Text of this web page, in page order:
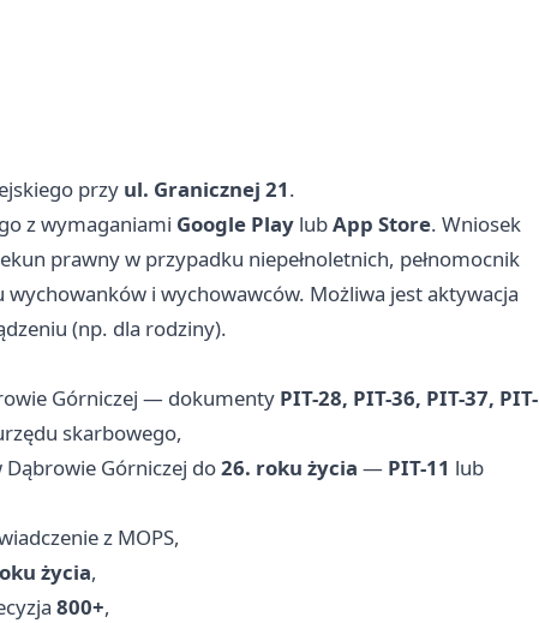
przy ul. Granicznej 21.
z wymaganiami Google Play lubApp Store. Wniosek
prawny w przypadku niepełnoletnich, pełnomocnik
i wychowawców. Możliwa jest aktywacja
(np. dla rodziny).
Górniczej — dokumenty PIT-28, PIT-36, PIT-37, PIT-
skarbowego,
Górniczej do26. roku życia — PIT-11 lub
z MOPS,
życia,
800+,